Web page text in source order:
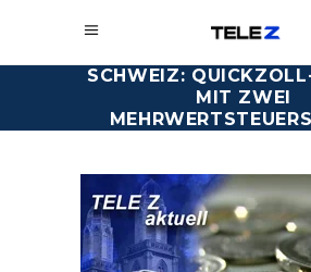
SCHWEIZ:
MIT ZWEI